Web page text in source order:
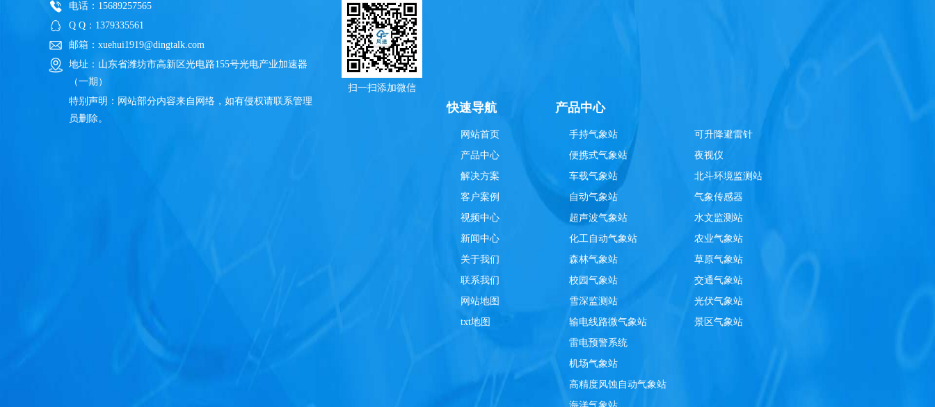
电话：15689257565
Q Q：1379335561
邮箱：xuehui1919@dingtalk.com
地址：山东省潍坊市高新区光电路155号光电产业加速器
（一期）
特别声明：网站部分内容来自网络，如有侵权请联系管理
员删除。
扫一扫添加微信
快速导航
网站首页
产品中心
解决方案
客户案例
视频中心
新闻中心
关于我们
联系我们
网站地图
txt地图
产品中心
手持气象站
便携式气象站
车载气象站
自动气象站
超声波气象站
化工自动气象站
森林气象站
校园气象站
雪深监测站
输电线路微气象站
雷电预警系统
机场气象站
高精度风蚀自动气象站
可升降避雷针
夜视仪
北斗环境监测站
气象传感器
水文监测站
农业气象站
草原气象站
交通气象站
光伏气象站
景区气象站